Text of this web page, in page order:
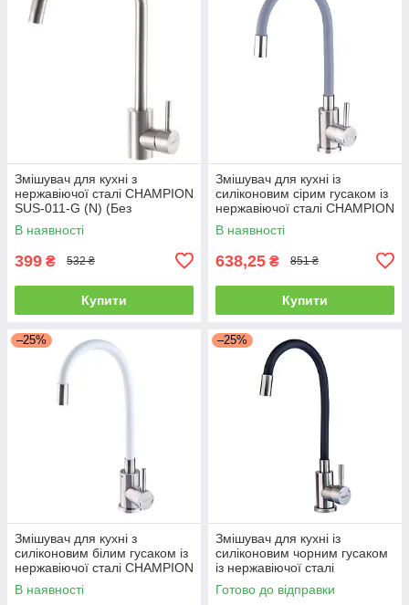
Змішувач для кухні з
нержавіючої сталі CHAMPION
SUS-011-G (N) (Без
підводних шлангів)
В наявності
399 ₴ 532 ₴
Купити
Змішувач для кухні із
силіконовим сірим гусаком із
нержавіючої сталі CHAMPION
SUS-011 REFL.GRAY
В наявності
638,25 ₴ 851 ₴
Купити
–25%
Змішувач для кухні з
силіконовим білим гусаком із
нержавіючої сталі CHAMPION
SUS-011 REFL.WHITE
В наявності
–25%
Змішувач для кухні із
силіконовим чорним гусаком
із нержавіючої сталі
CHAMPION SUS-011
REFL.BLACK
Готово до відправки